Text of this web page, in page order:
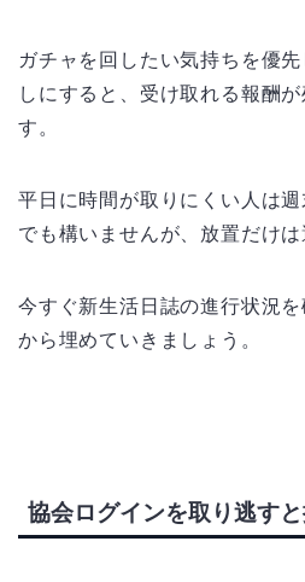
ガチャを回したい気持ちを優
しにすると、受け取れる報酬
す。
平日に時間が取りにくい人は
でも構いませんが、放置だけは
今すぐ新生活日誌の進行状況
から埋めていきましょう。
協会ログインを取り逃す